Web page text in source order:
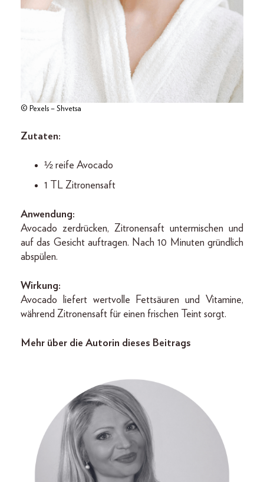
© Pexels – Shvetsa
Zutaten:
½ reife Avocado
1 TL Zitronensaft
Anwendung:
Avocado zerdrücken, Zitronensaft untermischen und
auf das Gesicht auftragen. Nach 10 Minuten gründlich
abspülen.
Wirkung:
Avocado liefert wertvolle Fettsäuren und Vitamine,
während Zitronensaft für einen frischen Teint sorgt.
Mehr über die Autorin dieses Beitrags